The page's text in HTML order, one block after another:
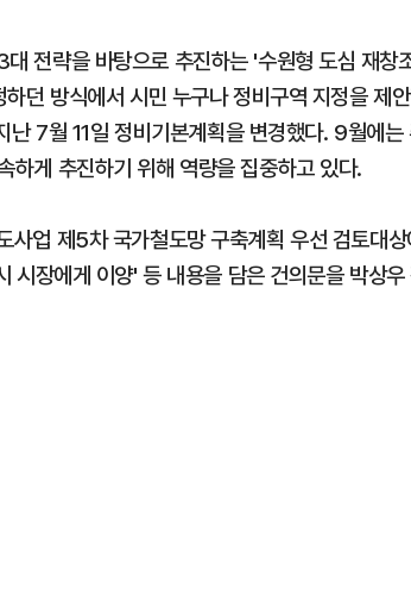
전략을 바탕으로 추진하는 '수원형 도심 재
던 방식에서 시민 누구나 정비구역 지정을 제
난 7월 11일 정비기본계획을 변경했다. 9월에
하게 추진하기 위해 역량을 집중하고 있다.
사업 제5차 국가철도망 구축계획 우선 검토대
장에게 이양' 등 내용을 담은 건의문을 박상